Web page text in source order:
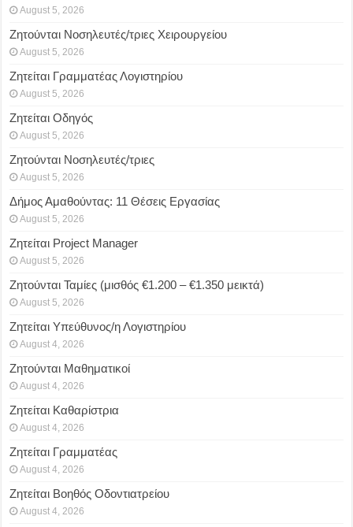
August 5, 2026
Ζητούνται Νοσηλευτές/τριες Χειρουργείου
August 5, 2026
Ζητείται Γραμματέας Λογιστηρίου
August 5, 2026
Ζητείται Οδηγός
August 5, 2026
Ζητούνται Νοσηλευτές/τριες
August 5, 2026
Δήμος Αμαθούντας: 11 Θέσεις Εργασίας
August 5, 2026
Ζητείται Project Manager
August 5, 2026
Ζητούνται Ταμίες (μισθός €1.200 – €1.350 μεικτά)
August 5, 2026
Ζητείται Υπεύθυνος/η Λογιστηρίου
August 4, 2026
Ζητούνται Μαθηματικοί
August 4, 2026
Ζητείται Καθαρίστρια
August 4, 2026
Ζητείται Γραμματέας
August 4, 2026
Ζητείται Βοηθός Οδοντιατρείου
August 4, 2026